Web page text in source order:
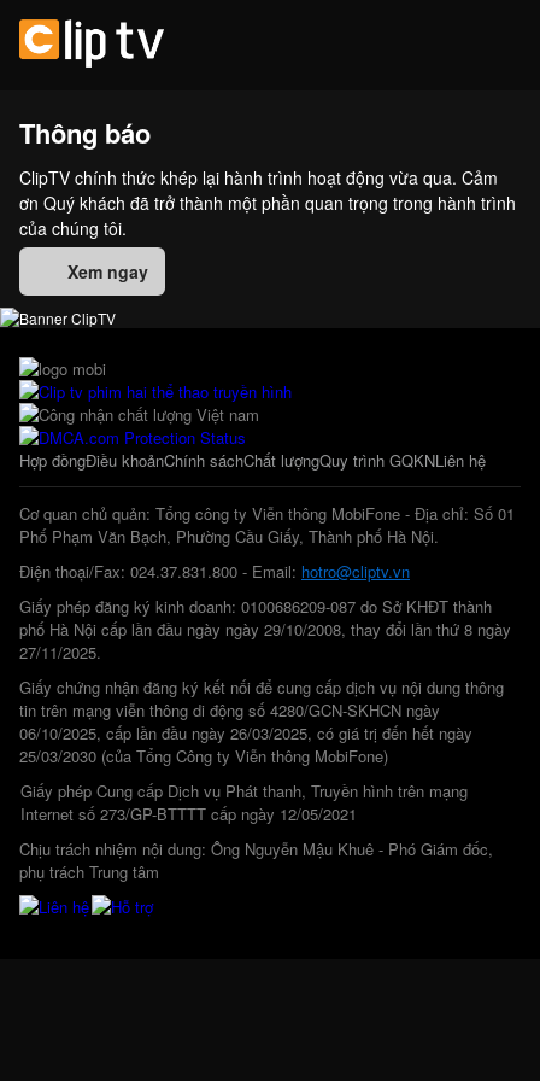
Thông báo
ClipTV chính thức khép lại hành trình hoạt động vừa qua. Cảm
ơn Quý khách đã trở thành một phần quan trọng trong hành trình
của chúng tôi.
Xem ngay
Hợp đồngĐiều khoảnChính sáchChất lượngQuy trình GQKNLiên hệ
Cơ quan chủ quản: Tổng công ty Viễn thông MobiFone - Địa chỉ: Số 01
Phố Phạm Văn Bạch, Phường Cầu Giấy, Thành phố Hà Nội.
Điện thoại/Fax: 024.37.831.800 - Email: hotro@cliptv.vn
Giấy phép đăng ký kinh doanh: 0100686209-087 do Sở KHĐT thành
phố Hà Nội cấp lần đầu ngày ngày 29/10/2008, thay đổi lần thứ 8 ngày
27/11/2025.
Giấy chứng nhận đăng ký kết nối để cung cấp dịch vụ nội dung thông
tin trên mạng viễn thông di động số 4280/GCN-SKHCN ngày
06/10/2025, cấp lần đầu ngày 26/03/2025, có giá trị đến hết ngày
25/03/2030 (của Tổng Công ty Viễn thông MobiFone)
Giấy phép Cung cấp Dịch vụ Phát thanh, Truyền hình trên mạng
Internet số 273/GP-BTTTT cấp ngày 12/05/2021
Chịu trách nhiệm nội dung: Ông Nguyễn Mậu Khuê - Phó Giám đốc,
phụ trách Trung tâm